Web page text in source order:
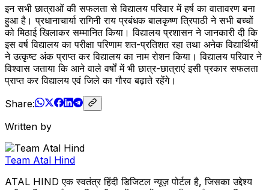
इन सभी छात्राओं की सफलता से विद्यालय परिवार में हर्ष का वातावरण बना
हुआ है। प्रधानाचार्या रागिनी राय प्रबंधक बालकृष्ण त्रिपाठी ने सभी बच्चों
को मिठाई खिलाकर सम्मानित किया। विद्यालय प्रशासन ने जानकारी दी कि
इस वर्ष विद्यालय का परीक्षा परिणाम शत-प्रतिशत रहा तथा अनेक विद्यार्थियों
ने उत्कृष्ट अंक प्राप्त कर विद्यालय का नाम रोशन किया। विद्यालय परिवार ने
विश्वास जताया कि आने वाले वर्षों में भी छात्र-छात्राएं इसी प्रकार सफलता
प्राप्त कर विद्यालय एवं जिले का गौरव बढ़ाते रहेंगे।
Share:
Written by
Team Atal Hind
ATAL HIND एक स्वतंत्र हिंदी डिजिटल न्यूज़ पोर्टल है, जिसका उद्देश्य